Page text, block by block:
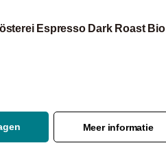
Espresso Dark Roast Bio
Meer informatie